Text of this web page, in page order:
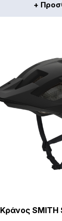
+
Κράνος SMITH